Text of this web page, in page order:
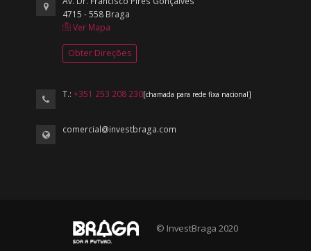
4715 - 558 Braga
Ver Mapa
Obter Direções
T.:+351 253 208 230[chamada para rede fixa nacional]
comercial@investbraga.com
© InvestBraga 2020